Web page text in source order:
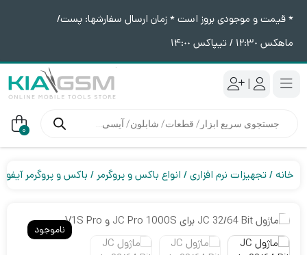
* قیمت و موجودی بروز است * زمان ارسال سفارشها: پست/
ماهکس ١٢:٣٠ / تیپاکس ١۴:٠٠
|
محصولات 0
خانه تجهیزات نرم افزاری انواع باکس و پروگرمر باکس و پروگرمر آیفون
ناموجود